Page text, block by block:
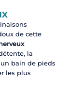
de cette
la
bain de pieds
les plus